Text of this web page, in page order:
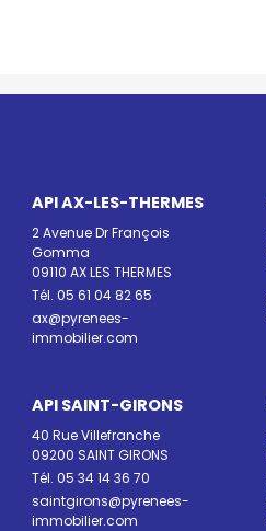
API AX-LES-THERMES
2 Avenue Dr François
Gomma
09110 AX LES THERMES
Tél. 05 61 04 82 65
ax@pyrenees-
immobilier.com
API SAINT-GIRONS
40 Rue Villefranche
09200 SAINT GIRONS
Tél. 05 34 14 36 70
saintgirons@pyrenees-
immobilier.com